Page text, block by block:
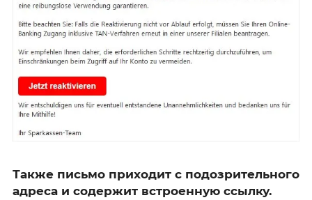
Также письмо приходит с подозрительного
адреса и содержит встроенную ссылку.